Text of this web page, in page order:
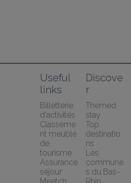
Useful
links
Billetterie
d'activités
Classeme
nt meublé
de
tourisme
Assurance
séjour
Discove
r
Themed
stay
Top
destinatio
ns
Les
commune
s du Bas-